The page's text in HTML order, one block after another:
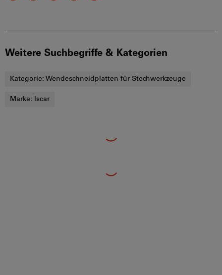
Weitere Suchbegriffe & Kategorien
Kategorie: Wendeschneidplatten für Stechwerkzeuge
Marke: Iscar